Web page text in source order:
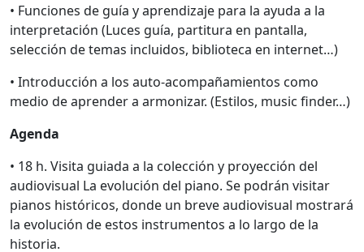
• Funciones de guía y aprendizaje para la ayuda a la
interpretación (Luces guía, partitura en pantalla,
selección de temas incluidos, biblioteca en internet…)
• Introducción a los auto-acompañamientos como
medio de aprender a armonizar. (Estilos, music finder…)
Agenda
• 18 h. Visita guiada a la colección y proyección del
audiovisual La evolución del piano. Se podrán visitar
pianos históricos, donde un breve audiovisual mostrará
la evolución de estos instrumentos a lo largo de la
historia.